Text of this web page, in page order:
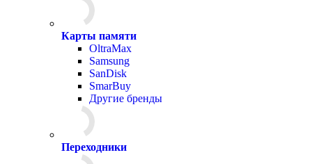
Карты памяти
OltraMax
Samsung
SanDisk
SmarBuy
Другие бренды
Переходники